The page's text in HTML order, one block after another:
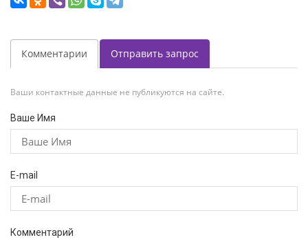
Комментарии Отправить запрос
Ваши контактные данные не публикуются на сайте.
Ваше Имя
E-mail
Комментарий